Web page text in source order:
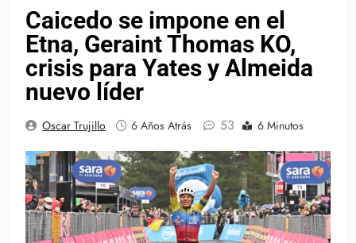
Caicedo se impone en el
Etna, Geraint Thomas KO,
crisis para Yates y Almeida
nuevo líder
Oscar Trujillo 6 Años Atrás 53 6 Minutos